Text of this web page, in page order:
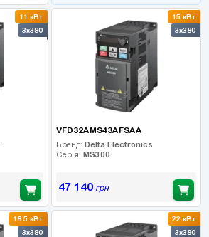
11 кВт
3x380
15 кВт
3x380
VFD32AMS43AFSAA
Бренд: Delta Electronics
Серія: MS300
47 140грн
18.5 кВт
3x380
22 кВт
3x380